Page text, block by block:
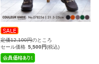
定価12,100円のところ
セール価格 5,500円(税込)